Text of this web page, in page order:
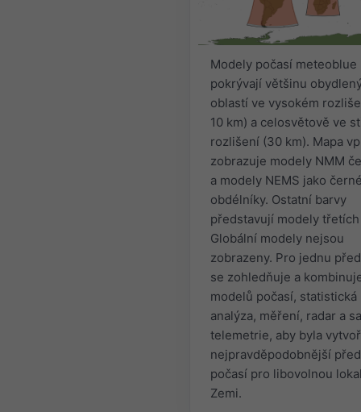
Modely počasí meteoblue
pokrývají většinu
oblastí ve vysokém
10 km) a celosvětově ve
rozlišení (30 km). Mapa
zobrazuje modely NMM
a modely NEMS jako
obdélníky. Ostatní barvy
představují modely
Globální modely nejsou
zobrazeny. Pro jednu
se zohledňuje a
modelů počasí, statistická
analýza, měření, radar a
telemetrie, aby byla
nejpravděpodobnější
počasí pro libovolnou
Zemi.